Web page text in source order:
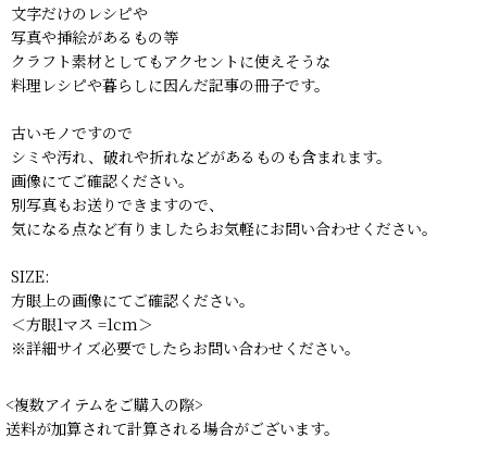
文字だけのレシピや
写真や挿絵があるもの等
クラフト素材としてもアクセントに使えそうな
料理レシピや暮らしに因んだ記事の冊子です。
古いモノですので
シミや汚れ、破れや折れなどがあるものも含まれます。
画像にてご確認ください。
別写真もお送りできますので、
気になる点など有りましたらお気軽にお問い合わせください。
SIZE:
方眼上の画像にてご確認ください。
＜方眼1マス =1cm＞
※詳細サイズ必要でしたらお問い合わせください。
<複数アイテムをご購入の際>
送料が加算されて計算される場合がございます。